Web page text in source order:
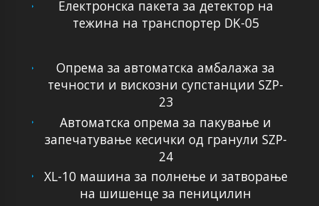
Електронска пакета за детектор на
тежина на транспортер DK-05
Опрема за автоматска амбалажа за
течности и вискозни супстанции SZP-
23
Автоматска опрема за пакување и
запечатување кесички од гранули SZP-
24
XL-10 машина за полнење и затворање
на шишенце за пеницилин